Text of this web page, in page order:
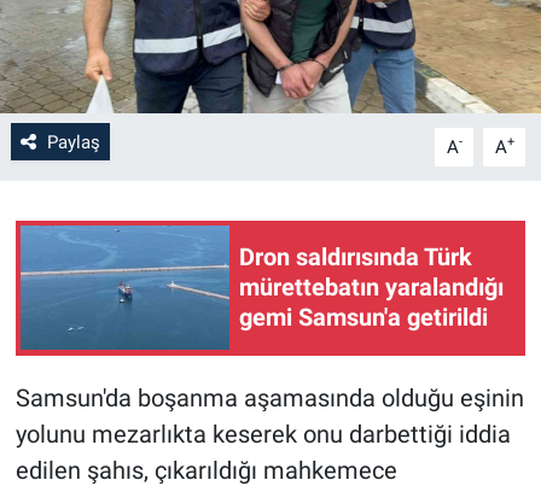
Paylaş A- A+
Dron saldırısında Türk
mürettebatın yaralandığı
gemi Samsun'a getirildi
Samsun'da boşanma aşamasında olduğu eşinin
yolunu mezarlıkta keserek onu darbettiği iddia
edilen şahıs, çıkarıldığı mahkemece